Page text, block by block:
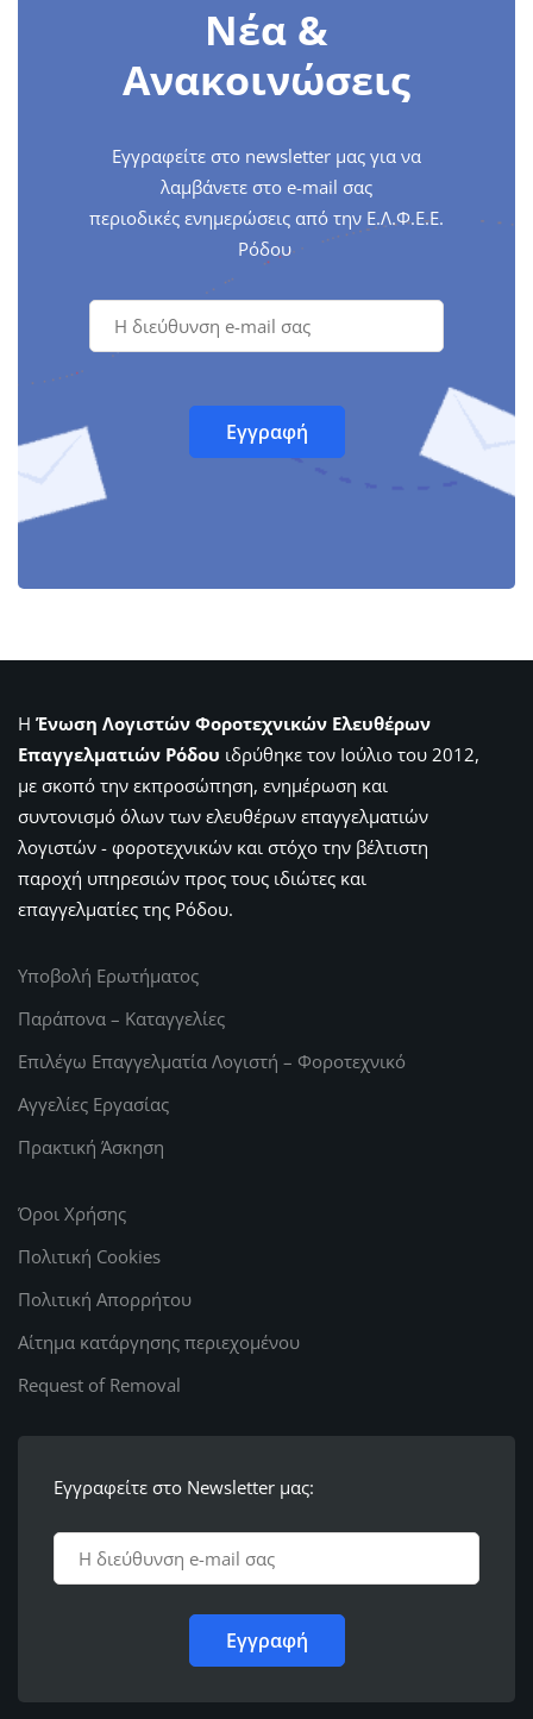
Νέα &
Ανακοινώσεις
Εγγραφείτε στο newsletter μας για να
λαμβάνετε στο e-mail σας
περιοδικές ενημερώσεις από την Ε.Λ.Φ.Ε.Ε.
Ρόδου
Η Ένωση Λογιστών Φοροτεχνικών Ελευθέρων
Επαγγελματιών Ρόδου ιδρύθηκε τον Ιούλιο του 2012,
με σκοπό την εκπροσώπηση, ενημέρωση και
συντονισμό όλων των ελευθέρων επαγγελματιών
λογιστών - φοροτεχνικών και στόχο την βέλτιστη
παροχή υπηρεσιών προς τους ιδιώτες και
επαγγελματίες της Ρόδου.
Υποβολή Ερωτήματος
Παράπονα – Καταγγελίες
Επιλέγω Επαγγελματία Λογιστή – Φοροτεχνικό
Αγγελίες Εργασίας
Πρακτική Άσκηση
Όροι Χρήσης
Πολιτική Cookies
Πολιτική Απορρήτου
Αίτημα κατάργησης περιεχομένου
Request of Removal
Εγγραφείτε στο Newsletter μας: